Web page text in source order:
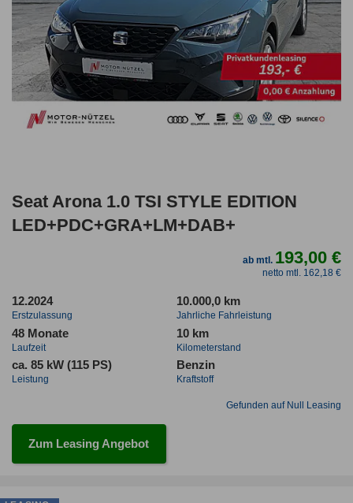
Seat Arona 1.0 TSI STYLE EDITION
LED+PDC+GRA+LM+DAB+
ab mtl. 193,00 €
netto mtl. 162,18 €
12.2024
Erstzulassung
10.000,0 km
Jahrliche Fahrleistung
48 Monate
Laufzeit
10 km
Kilometerstand
ca. 85 kW (115 PS)
Leistung
Benzin
Kraftstoff
Gefunden auf Null Leasing
Zum Leasing Angebot